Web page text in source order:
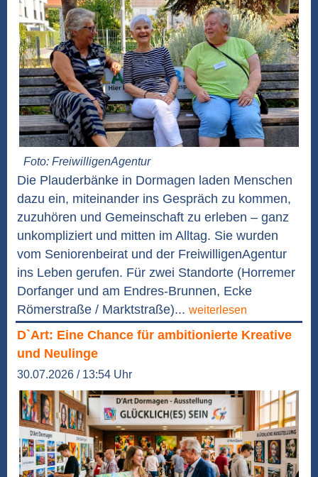
Foto: FreiwilligenAgentur
Die Plauderbänke in Dormagen laden Menschen
dazu ein, miteinander ins Gespräch zu kommen,
zuzuhören und Gemeinschaft zu erleben – ganz
unkompliziert und mitten im Alltag. Sie wurden
vom Seniorenbeirat und der FreiwilligenAgentur
ins Leben gerufen. Für zwei Standorte (Horremer
Dorfanger und am Endres-Brunnen, Ecke
Römerstraße / Marktstraße)... weiterlesen
D`Art: Eine Chance für ambitionierte Kreative
und Neulinge
30.07.2026 / 13:54 Uhr